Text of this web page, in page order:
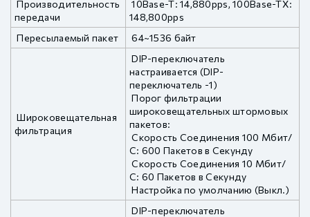
Производительность
передачи
10Base-T: 14,880pps, 100Base-TX:
148,800pps
Пересылаемый пакет
64~1536 байт
Широковещательная
фильтрация
DIP-переключатель
настраивается (DIP-
переключатель -1)
Порог фильтрации
широковещательных штормовых
пакетов:
Скорость Соединения 100 Мбит/
С: 600 Пакетов в Секунду
Скорость Соединения 10 Мбит/
С: 60 Пакетов в Секунду
Настройка по умолчанию (Выкл.)
DIP-переключатель